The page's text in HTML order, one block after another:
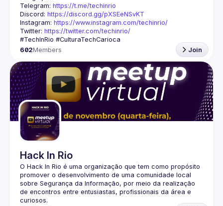
Telegram: https://t.me/techinrio
Discord: https://discord.gg/pXSEeNSvKT
Instagram: https://www.instagram.com/techinrio/
Twitter: https://twitter.com/techinrio/
602Members Join
Hack In Rio
O Hack In Rio é uma organização que tem como propósito
promover o desenvolvimento de uma comunidade local
sobre Segurança da Informação, por meio da realização
de encontros entre entusiastas, profissionais da área e